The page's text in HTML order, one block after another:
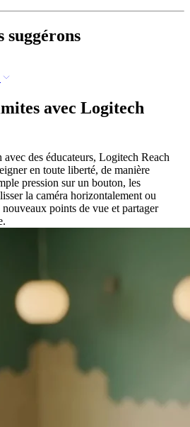
suggérons
avec Logitech
des éducateurs, Logitech Reach
en toute liberté, de manière
pression sur un bouton, les
la caméra horizontalement ou
points de vue et partager